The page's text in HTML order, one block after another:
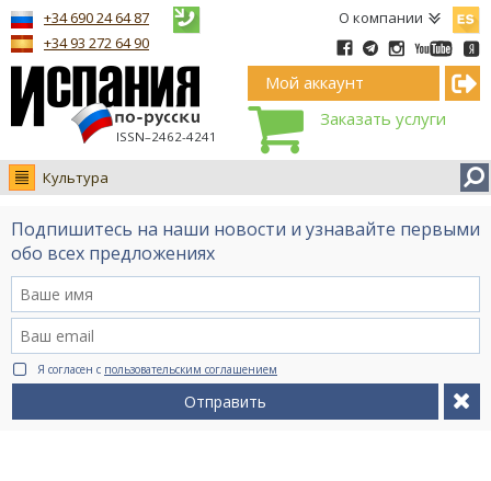
О компании
ISSN–2462-4241
+34 690 24 64 87
+34 93 272 64 90
Мой аккаунт
Заказать услуги
Культура
Новости
Интервью
Видео Ruso.TV
BCN life
Сервис на немецком
Подпишитесь на наши новости и узнавайте первыми
обо всех предложениях
Я согласен с пользовательским соглашением
Отправить